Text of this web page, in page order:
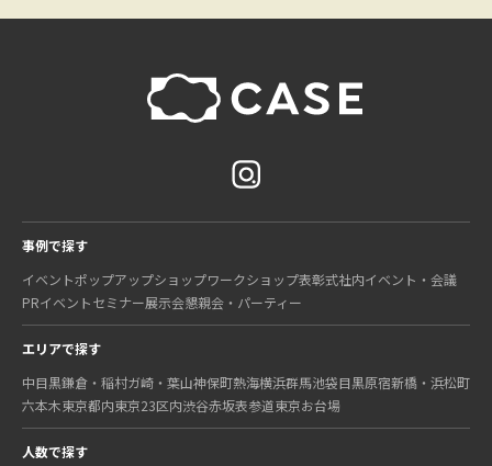
事例で探す
イベントポップアップショップワークショップ表彰式社内イベント・会議
PRイベントセミナー展示会懇親会・パーティー
エリアで探す
中目黒鎌倉・稲村ガ崎・葉山神保町熱海横浜群馬池袋目黒原宿新橋・浜松町
六本木東京都内東京23区内渋谷赤坂表参道東京お台場
人数で探す